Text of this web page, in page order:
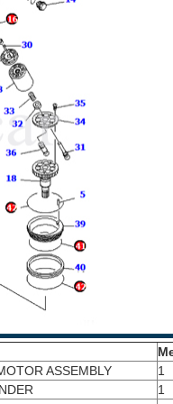
ASSEMBLY
1
1